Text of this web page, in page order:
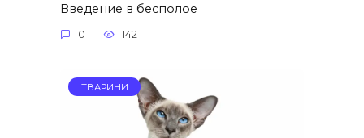
Введение в бесполое
0 142
ТВАРИНИ